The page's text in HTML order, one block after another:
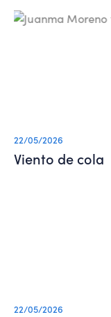
22/05/2026
Viento de cola
22/05/2026